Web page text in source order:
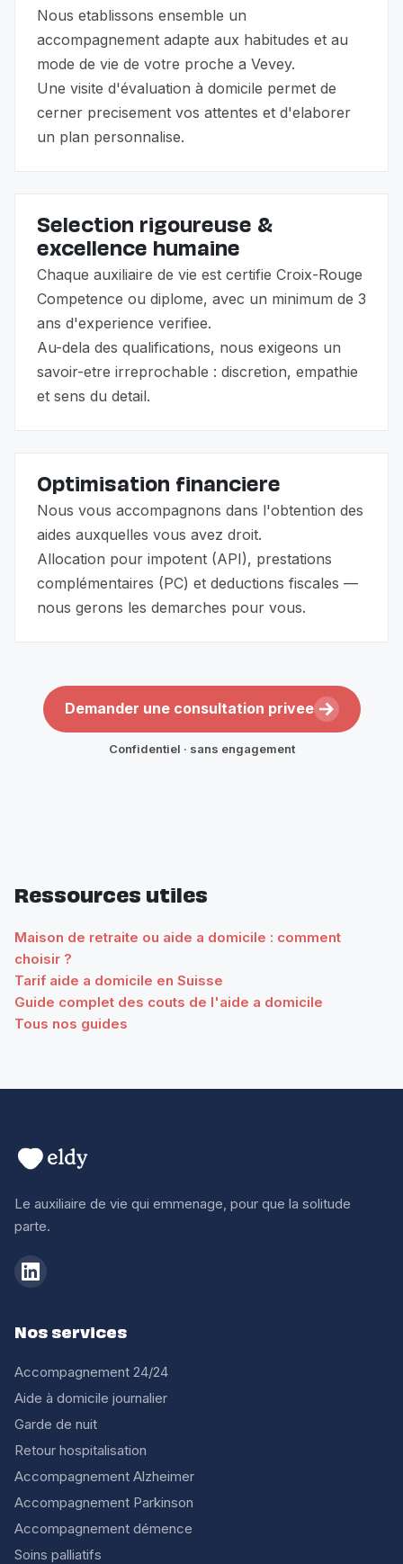
Nous etablissons ensemble un
accompagnement adapte aux habitudes et au
mode de vie de votre proche a Vevey.
Une visite d'évaluation à domicile permet de
cerner precisement vos attentes et d'elaborer
un plan personnalise.
Selection rigoureuse &
excellence humaine
Chaque auxiliaire de vie est certifie Croix-Rouge
Competence ou diplome, avec un minimum de 3
ans d'experience verifiee.
Au-dela des qualifications, nous exigeons un
savoir-etre irreprochable : discretion, empathie
et sens du detail.
Optimisation financiere
Nous vous accompagnons dans l'obtention des
aides auxquelles vous avez droit.
Allocation pour impotent (API), prestations
complémentaires (PC) et deductions fiscales —
nous gerons les demarches pour vous.
Demander une consultation privee
Confidentiel · sans engagement
Ressources utiles
Maison de retraite ou aide a domicile : comment
choisir ?
Tarif aide a domicile en Suisse
Guide complet des couts de l'aide a domicile
Tous nos guides
Le auxiliaire de vie qui emmenage, pour que la solitude
parte.
Nos services
Accompagnement 24/24
Aide à domicile journalier
Garde de nuit
Retour hospitalisation
Accompagnement Alzheimer
Accompagnement Parkinson
Accompagnement démence
Soins palliatifs